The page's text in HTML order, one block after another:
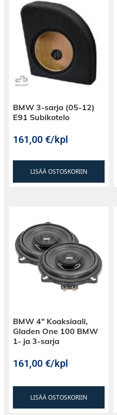
BMW 3-sarja (05-12)
E91 Subikotelo
161,00€/kpl
LISÄÄ OSTOSKORIIN
BMW 4″ Koaksiaali,
Gladen One 100 BMW
1- ja 3-sarja
161,00€/kpl
LISÄÄ OSTOSKORIIN